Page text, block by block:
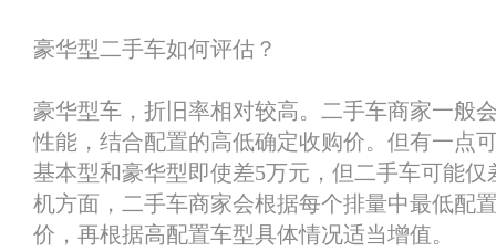
豪华型二手车如何评估？
豪华型车，折旧率相对较高。二手车商家一般
性能，结合配置的高低确定收购价。但有一点
基本型和豪华型即使差5万元，但二手车可能仅
机方面，二手车商家会根据每个排量中最低配
价，再根据高配置车型具体情况适当增值。